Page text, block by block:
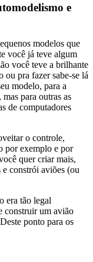
e
modelos que
você já teve algum
você teve a brilhante
ou pra fazer sabe-se lá
modelo, para a
para outras as
de computadores
o controle,
por exemplo e por
quer criar mais,
e constrói aviões (ou
era tão legal
construir um avião
ponto para os